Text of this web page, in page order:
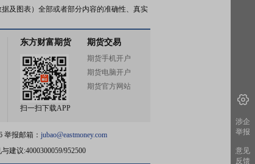
及图表）全部或者部分内容的准确性、真实
东方财富期货
扫一扫下载APP
期货交易
期货手机开户
期货电脑开户
期货官方网站
举报邮箱： jubao@eastmoney.com
建议:4000300059/952500
涉企
举报
意见
反馈